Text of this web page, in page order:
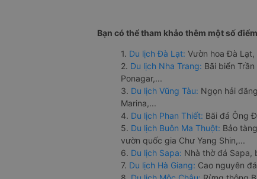
Bạn có thể tham khảo thêm một số
1. Du lịch Đà Lạt: Vườn hoa Đà
2. Du lịch Nha Trang: Bãi biển
Ponagar,...
3. Du lịch Vũng Tàu: Ngọn hải
Marina,...
4. Du lịch Phan Thiết: Bãi đá Ông
5. Du lịch Buôn Ma Thuột: Bảo
vườn quốc gia Chư Yang Shin,...
6. Du lịch Sapa: Nhà thờ đá Sapa,
7. Du lịch Hà Giang: Cao nguyên